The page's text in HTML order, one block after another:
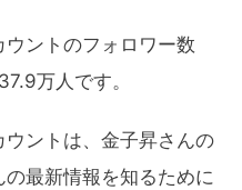
ントのフォロワー数
万人です。
ントは、金子昇さんの
最新情報を知るために